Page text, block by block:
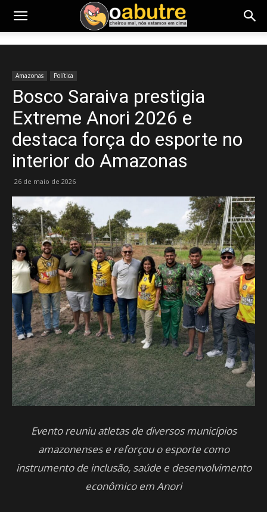
Amazonas Política
Bosco Saraiva prestigia
Extreme Anori 2026 e
destaca força do esporte no
interior do Amazonas
26 de maio de 2026
Evento reuniu atletas de diversos municípios
amazonenses e reforçou o esporte como
instrumento de inclusão, saúde e desenvolvimento
econômico em Anori